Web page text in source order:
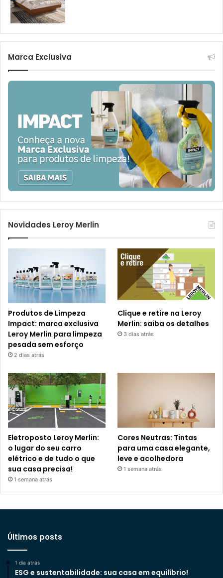
Marca Exclusiva
Novidades Leroy Merlin
Produtos de Limpeza
Impact: marca exclusiva
Leroy Merlin para limpeza
pesada sem esforço
2 dias atrás
Clique e retire na Leroy
Merlin: saiba os detalhes
3 dias atrás
Eletroposto Leroy Merlin:
o lugar do seu carro
elétrico e de tudo o que
sua casa precisa!
1 semana atrás
Cores Neutras: Tintas
para uma casa elegante,
leve e acolhedora
1 semana atrás
Últimos posts
1 dia atrás
ESG e sustentabilidade: sua casa em equilíbrio!